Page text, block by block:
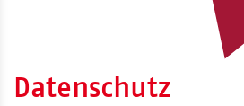
Datenschutz